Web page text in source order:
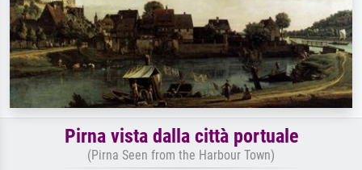
Pirna vista dalla città portuale
(Pirna Seen from the Harbour Town)